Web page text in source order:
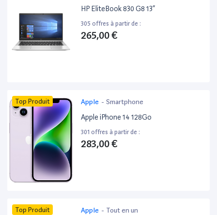
HP EliteBook 830 G8 13”
305 offres à partir de :
265,00 €
Top Produit Apple - Smartphone
Apple iPhone 14 128Go
301 offres à partir de :
283,00 €
Top Produit Apple - Tout en un